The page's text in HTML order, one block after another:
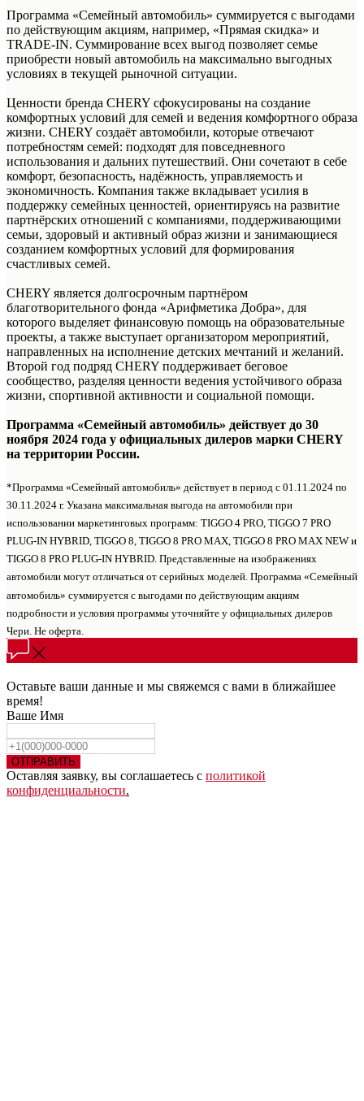
Программа «Семейный автомобиль» суммируется с выгодами
по действующим акциям, например, «Прямая скидка» и
TRADE-IN. Суммирование всех выгод позволяет семье
приобрести новый автомобиль на максимально выгодных
условиях в текущей рыночной ситуации.
Ценности бренда CHERY сфокусированы на создание
комфортных условий для семей и ведения комфортного образа
жизни. CHERY создаёт автомобили, которые отвечают
потребностям семей: подходят для повседневного
использования и дальних путешествий. Они сочетают в себе
комфорт, безопасность, надёжность, управляемость и
экономичность. Компания также вкладывает усилия в
поддержку семейных ценностей, ориентируясь на развитие
партнёрских отношений с компаниями, поддерживающими
семьи, здоровый и активный образ жизни и занимающиеся
созданием комфортных условий для формирования
счастливых семей.
CHERY является долгосрочным партнёром
благотворительного фонда «Арифметика Добра», для
которого выделяет финансовую помощь на образовательные
проекты, а также выступает организатором мероприятий,
направленных на исполнение детских мечтаний и желаний.
Второй год подряд CHERY поддерживает беговое
сообщество, разделяя ценности ведения устойчивого образа
жизни, спортивной активности и социальной помощи.
Программа «Семейный автомобиль» действует до 30
ноября 2024 года у официальных дилеров марки CHERY
на территории России.
*Программа «Семейный автомобиль» действует в период с 01.11.2024 по
30.11.2024 г. Указана максимальная выгода на автомобили при
использовании маркетинговых программ: TIGGO 4 PRO, TIGGO 7 PRO
PLUG-IN HYBRID, TIGGO 8, TIGGO 8 PRO MAX, TIGGO 8 PRO MAX NEW и
TIGGO 8 PRO PLUG-IN HYBRID. Представленные на изображениях
автомобили могут отличаться от серийных моделей. Программа «Семейный
автомобиль» суммируется с выгодами по действующим акциям
подробности и условия программы уточняйте у официальных дилеров
Чери. Не оферта.
Оставьте ваши данные и мы свяжемся с вами в ближайшее
время!
Ваше Имя
ОТПРАВИТЬ
Оставляя заявку, вы соглашаетесь с политикой
конфиденциальности.